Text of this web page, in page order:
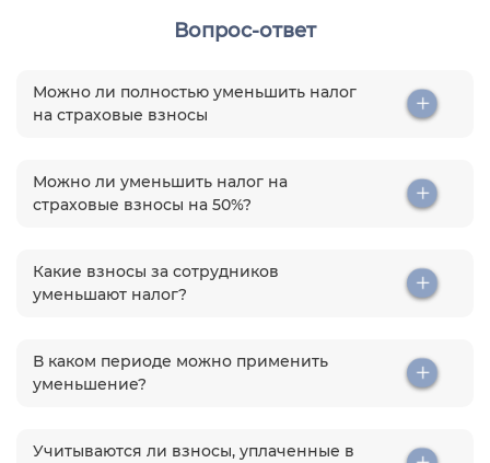
Вопрос-ответ
Можно ли полностью уменьшить налог
на страховые взносы
Можно ли уменьшить налог на
страховые взносы на 50%?
Какие взносы за сотрудников
уменьшают налог?
В каком периоде можно применить
уменьшение?
Учитываются ли взносы, уплаченные в